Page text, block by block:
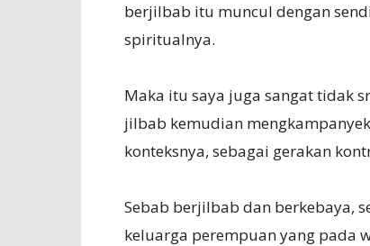
berjilbab itu muncul dengan
spiritualnya.
Maka itu saya juga sangat tidak
jilbab kemudian
konteksnya, sebagai gerakan
Sebab berjilbab dan berkebaya,
keluarga perempuan yang pada